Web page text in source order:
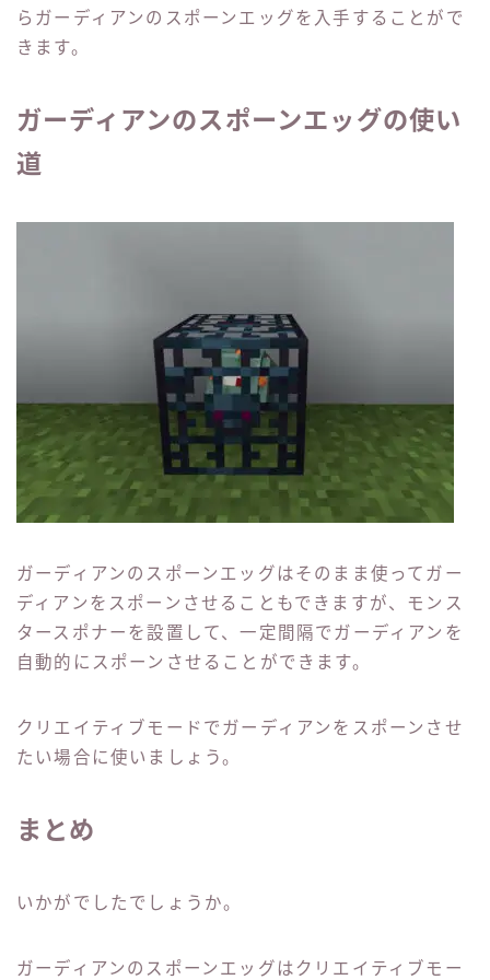
らガーディアンのスポーンエッグを入手することがで
きます。
ガーディアンのスポーンエッグの使い
道
ガーディアンのスポーンエッグはそのまま使ってガー
ディアンをスポーンさせることもできますが、モンス
タースポナーを設置して、一定間隔でガーディアンを
自動的にスポーンさせることができます。
クリエイティブモードでガーディアンをスポーンさせ
たい場合に使いましょう。
まとめ
いかがでしたでしょうか。
ガーディアンのスポーンエッグはクリエイティブモー